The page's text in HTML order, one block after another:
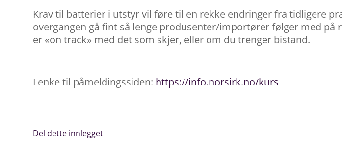
Krav til batterier i utstyr vil føre til en rekke endringer fra tidligere
overgangen gå fint så lenge produsenter/importører følger med
er «on track» med det som skjer, eller om du trenger bistand.
Lenke til påmeldingssiden: https://info.norsirk.no/kurs
Del dette innlegget